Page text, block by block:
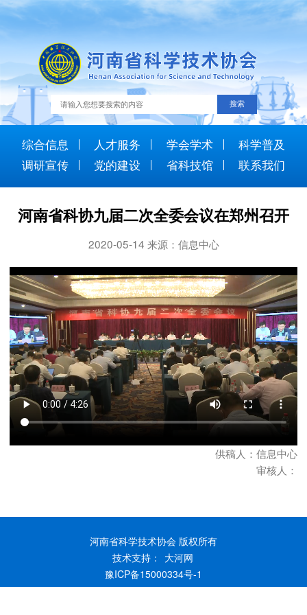
综合信息 人才服务 学会学术
科学普及
调研宣传
党的建设 省科技馆 联系我们
河南省科协九届二次全委会议在郑州召开
2020-05-14 来源：信息中心
供稿人：信息中心
审核人：
河南省科学技术协会 版权所有
技术支持：
大河网
豫ICP备15000334号-1